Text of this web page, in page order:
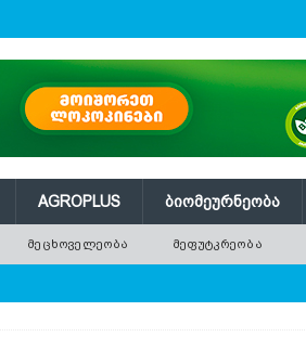
AGROPLUS ᲑᲘᲝᲛᲔᲣᲠᲜᲔᲝᲑᲐ
ᲛᲔᲪᲮᲝᲕᲔᲚᲔᲝᲑᲐ ᲛᲔᲤᲣᲢᲙᲠᲔᲝᲑᲐ